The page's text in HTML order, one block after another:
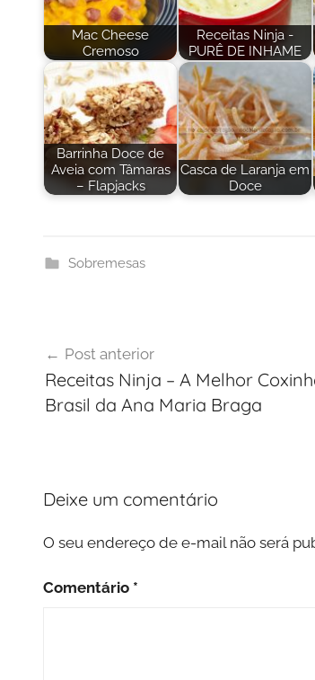
Mac Cheese
Cremoso
Receitas Ninja -
PURÊ DE INHAME
Barrinha Doce de
Aveia com Tâmaras
– Flapjacks
Casca de Laranja em
Doce
Sobremesas
de
Post
Post anterior
Receitas Ninja – A Melhor
Brasil da Ana Maria Braga
Deixe um comentário
O seu endereço de e-mail não será
Comentário *